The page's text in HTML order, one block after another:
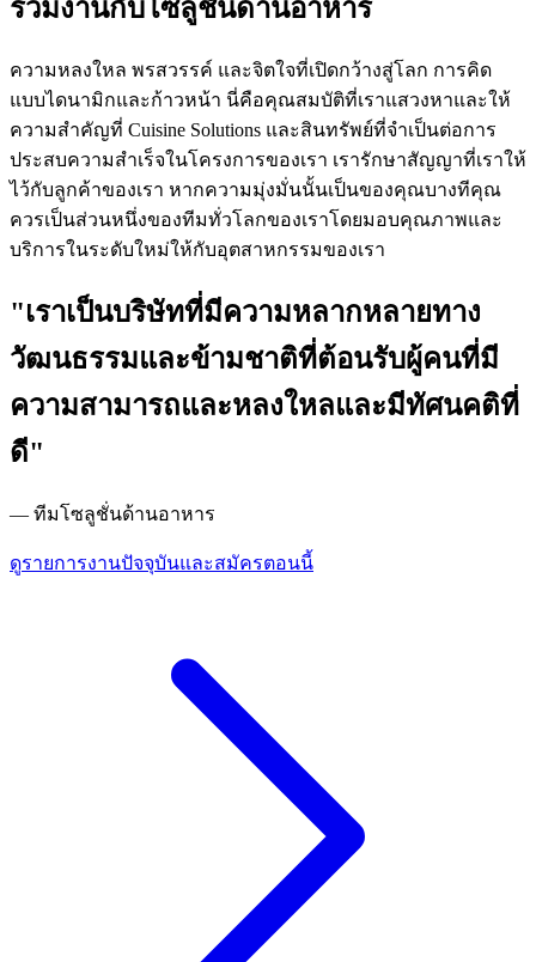
ร่วมงานกับโซลูชั่นด้านอาหาร
ความหลงใหล พรสวรรค์ และจิตใจที่เปิดกว้างสู่โลก การคิด
แบบไดนามิกและก้าวหน้า นี่คือคุณสมบัติที่เราแสวงหาและให้
ความสําคัญที่ Cuisine Solutions และสินทรัพย์ที่จําเป็นต่อการ
ประสบความสําเร็จในโครงการของเรา เรารักษาสัญญาที่เราให้
ไว้กับลูกค้าของเรา หากความมุ่งมั่นนั้นเป็นของคุณบางทีคุณ
ควรเป็นส่วนหนึ่งของทีมทั่วโลกของเราโดยมอบคุณภาพและ
บริการในระดับใหม่ให้กับอุตสาหกรรมของเรา
"เราเป็นบริษัทที่มีความหลากหลายทาง
วัฒนธรรมและข้ามชาติที่ต้อนรับผู้คนที่มี
ความสามารถและหลงใหลและมีทัศนคติที่
ดี"
— ทีมโซลูชั่นด้านอาหาร
ดูรายการงานปัจจุบันและสมัครตอนนี้